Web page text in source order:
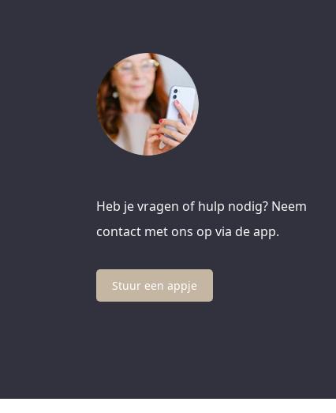
Heb je vragen of hulp nodig? Neem
contact met ons op via de app.
Stuur een appje